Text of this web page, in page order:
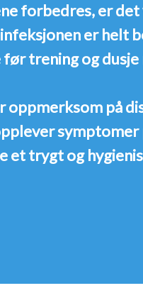
forbedres, er
er helt
trening og dusje
oppmerksom på
symptomer
et trygt og